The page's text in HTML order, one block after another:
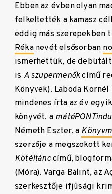
Ebben az évben olyan
felkeltették a kamasz
eddig más szerepekben
Rékanevét elsősorban
ismerhettük, de
is A szupermenőkcímű
Könyvek). Laboda Kornél
mindenes írta az év
könyvét, a
Németh Eszter, a
szerzője a megszokott
Kötéltánccímű,
(Móra). Varga Bálint, az
szerkesztője ifjúsági